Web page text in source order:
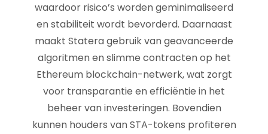
waardoor risico’s worden geminimaliseerd
en stabiliteit wordt bevorderd. Daarnaast
maakt Statera gebruik van geavanceerde
algoritmen en slimme contracten op het
Ethereum blockchain-netwerk, wat zorgt
voor transparantie en efficiëntie in het
beheer van investeringen. Bovendien
kunnen houders van STA-tokens profiteren